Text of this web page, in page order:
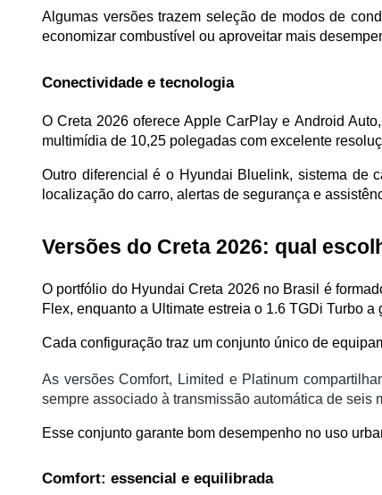
Algumas versões trazem seleção de modos de
economizar combustível ou aproveitar mais
Conectividade e tecnologia
O Creta 2026 oferece Apple CarPlay e Android
multimídia de 10,25 polegadas com excelente
Outro diferencial é o Hyundai Bluelink, sistema de
localização do carro, alertas de segurança e
Versões do Creta 2026: qual
O portfólio do Hyundai Creta 2026 no Brasil é
Flex, enquanto a Ultimate estreia o 1.6 TGDi Turbo a
Cada configuração traz um conjunto único de
As versões Comfort, Limited e Platinum
sempre associado à transmissão automática de seis
Esse conjunto garante bom desempenho no uso
Comfort: essencial e equilibrada